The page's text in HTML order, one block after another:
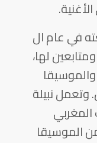
لها “الدنيا” في عام ال 2008، وأتبعته في عام ال
لها،
نبيلة
المغربي
الموسيقا